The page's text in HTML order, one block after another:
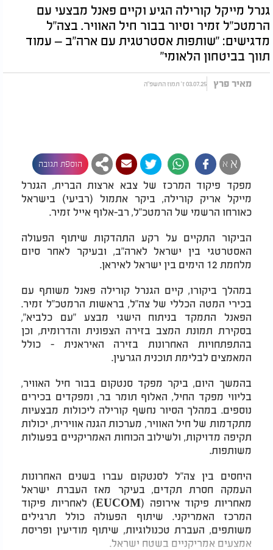
גנרל מייקל קורילה הגיע וקיים פאנל מבצעי עם
הרמטכ"ל זמיר וסיור בבור חיל האוויר. בצה"ל
מדגישים: "שותפות אסטרטגית עם ארה"ב – עמוד
תווך בביטחון הלאומי"
מאיר פרץ 03.07.25 ז' תמוז התשפ"ה
א א הוספת תגובה
מפקד פיקוד המרכז של צבא ארצות הברית, הגנרל
מייקל אריק קורילה, ביקר אתמול (רביעי) בישראל
כאורחו הרשמי של הרמטכ"ל, רב-אלוף אייל זמיר.
הביקור התקיים על רקע התהדקות שיתוף הפעולה
האסטרטגי בין ישראל לארה"ב, ובעיקר לאחר סיום
מלחמת 12 הימים בין ישראל לאיראן.
במהלך ביקורו, קיים הגנרל קורילה פאנל משותף עם
בכירי המטה הכללי של צה"ל, בראשות הרמטכ"ל זמיר.
הפאנל התמקד בניתוח הישגי מבצע "עם כלביא",
בסקירת תמונת המצב בזירה הצפונית והדרומית, וכן
בהתפתחויות האחרונות בזירה האיראנית - כולל
המאמצים לבלימת תוכנית הגרעין.
בהמשך היום, ביקר מפקד סנטקום בבור חיל האוויר,
בליווי מפקד החיל, האלוף תומר בר, ומפקדים בכירים
נוספים. במהלך הסיור נחשף קורילה ליכולות מבצעיות
מתקדמות של חיל האוויר, מערכות הגנה אווירית, יכולות
תקיפה מדויקות, ולשילוב הכוחות האמריקניים בפעולות
משותפות.
היחסים בין צה"ל לסנטקום עברו בשנים האחרונות
העמקה חסרת תקדים, בעיקר מאז העברת ישראל
מאחריות פיקוד אירופה (EUCOM) לאחריות פיקוד
המרכז האמריקני. שיתוף הפעולה כולל תרגילים
משותפים, העברת טכנולוגיות, שיתוף מודיעין ופריסת
אמצעים אמריקניים בשטח ישראל.